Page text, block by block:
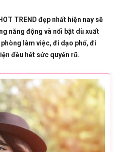
TREND đẹp nhất hiện nay sẽ
năng động và nổi bật dù xuất
làm việc, đi dạo phố, đi
đều hết sức quyến rũ.